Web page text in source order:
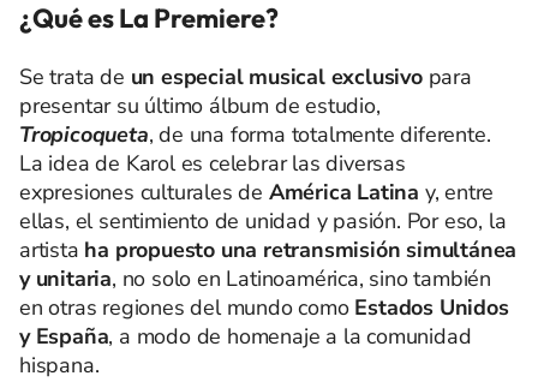
¿Qué es La Premiere?
Se trata de un especial musical exclusivopara
presentar su último álbum de estudio,
Tropicoqueta, de una forma totalmente diferente.
La idea de Karol es celebrar las diversas
expresiones culturales de América Latina y, entre
ellas, el sentimiento de unidad y pasión. Por eso, la
artista ha propuesto una retransmisión simultánea
y unitaria, no solo en Latinoamérica, sino también
en otras regiones del mundo como Estados Unidos
y España, a modo de homenaje a la comunidad
hispana.